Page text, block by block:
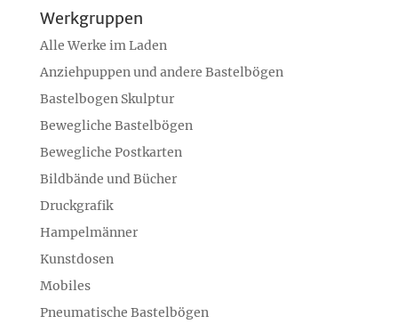
Werkgruppen
Alle Werke im Laden
Anziehpuppen und andere Bastelbögen
Bastelbogen Skulptur
Bewegliche Bastelbögen
Bewegliche Postkarten
Bildbände und Bücher
Druckgrafik
Hampelmänner
Kunstdosen
Mobiles
Pneumatische Bastelbögen